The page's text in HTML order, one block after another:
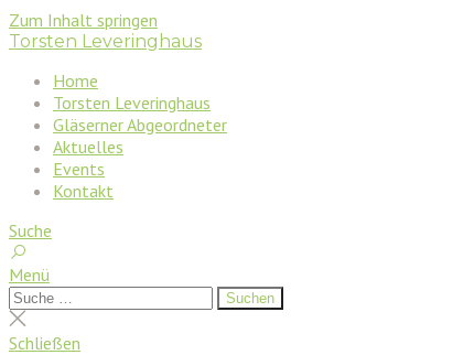
Zum Inhalt springen
Torsten Leveringhaus
Home
Torsten Leveringhaus
Gläserner Abgeordneter
Aktuelles
Events
Kontakt
Suche
Menü
Suchen
nach:
Suchen
Suche
schließen
Schließen